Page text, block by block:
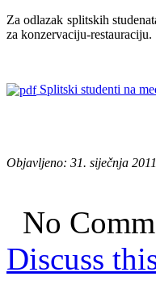
Za odlazak splitskih
za konzervaciju-restauraciju.
Splitski studenti na
Objavljeno: 31. siječnja
No
Discuss